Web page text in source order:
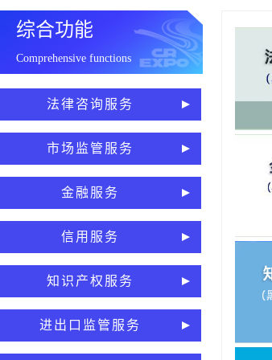
综合功能
Comprehensive functions
法律咨询服务
市场监管服务
金融服务
信用服务
知识产权服务
进出口监管服务